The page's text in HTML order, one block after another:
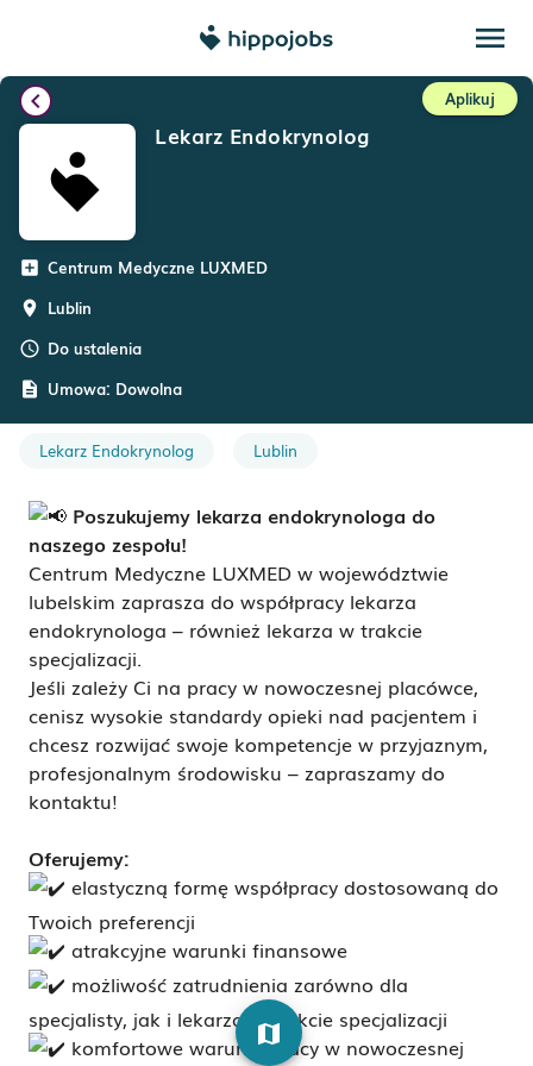
menu
chevron_left Aplikuj
Lekarz Endokrynolog
add_box Centrum Medyczne LUXMED
room Lublin
schedule Do ustalenia
description Umowa: Dowolna
Lekarz Endokrynolog Lublin
Poszukujemy lekarza endokrynologa do
naszego zespołu!
Centrum Medyczne LUXMED w województwie
lubelskim zaprasza do współpracy lekarza
endokrynologa – również lekarza w trakcie
specjalizacji.
Jeśli zależy Ci na pracy w nowoczesnej placówce,
cenisz wysokie standardy opieki nad pacjentem i
chcesz rozwijać swoje kompetencje w przyjaznym,
profesjonalnym środowisku – zapraszamy do
kontaktu!
Oferujemy:
elastyczną formę współpracy dostosowaną do
Twoich preferencji
atrakcyjne warunki finansowe
możliwość zatrudnienia zarówno dla
specjalisty, jak i lekarza w trakcie specjalizacji
komfortowe warunki pracy w nowoczesnej
map